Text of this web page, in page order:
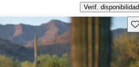
Verif. disponibilidad